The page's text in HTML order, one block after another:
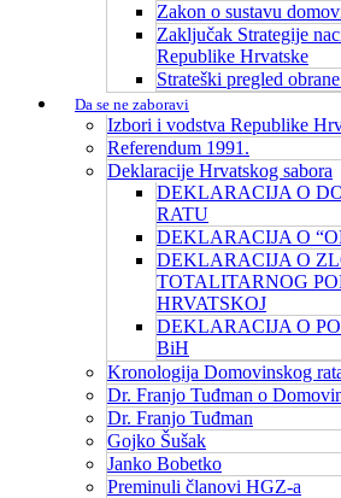
Zakon o sustavu
Zaključak Strategije
Republike Hrvatske
Strateški pregled
Da se ne zaboravi
Izbori i vodstva Republike
Referendum 1991.
Deklaracije Hrvatskog sabora
DEKLARACIJA O
RATU
DEKLARACIJA O
DEKLARACIJA O
TOTALITARNOG
HRVATSKOJ
DEKLARACIJA O
BiH
Kronologija Domovinskog
Dr. Franjo Tuđman o
Dr. Franjo Tuđman
Gojko Šušak
Janko Bobetko
Preminuli članovi HGZ-a